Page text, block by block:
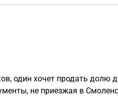
один хочет продать
не приезжая в